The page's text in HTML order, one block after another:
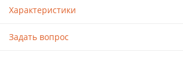
Характеристики
Задать вопрос